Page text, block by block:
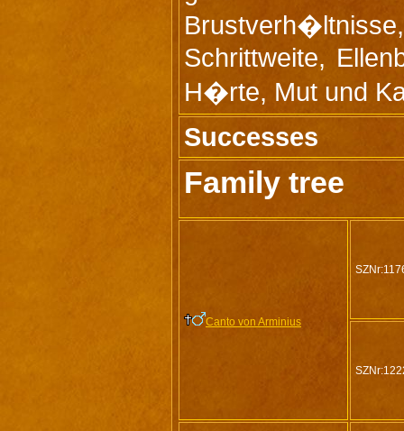
Schrittweite,
H�rte, Mut und
Successes
Family tree
Canto von Arminius